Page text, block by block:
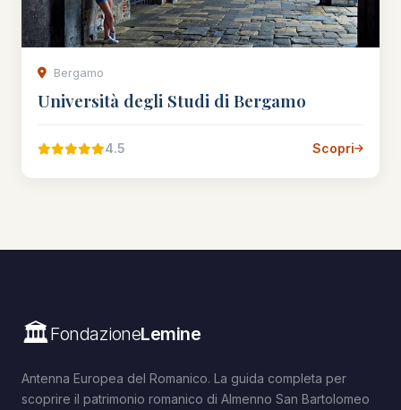
Bergamo
Università degli Studi di Bergamo
4.5 Scopri
🏛️FondazioneLemine
Antenna Europea del Romanico. La guida completa per
scoprire il patrimonio romanico di Almenno San Bartolomeo